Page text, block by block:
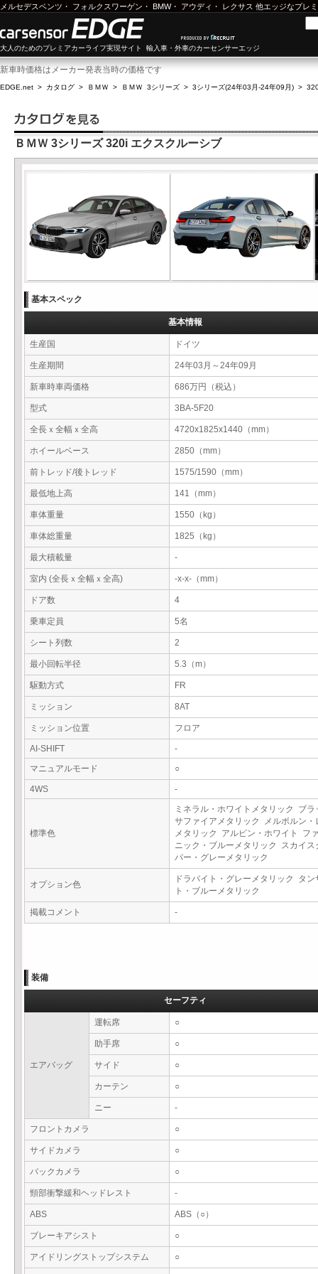
メルセデスベンツ ・ フォルクスワーゲン ・ BMW・ アウディ ・ レクサス 他エッジなプレ
大人のためのプレミアカーライフ実現サイト 輸入車・外車のカーセンサーエッジ
新車時価格はメーカー発表当時の価格です
EDGE.net > カタログ > ＢＭＷ > ＢＭＷ 3シリーズ > 3シリーズ(24年03月-24年09月) >
ＢＭＷ 3シリーズ 320i エクスクルーシブ
基本スペック
基本情報
生産国 ドイツ
生産期間 24年03月～24年09月
新車時車両価格 686万円（税込）
型式 3BA-5F20
全長ｘ全幅ｘ全高 4720x1825x1440（mm）
ホイールベース 2850（mm）
前トレッド/後トレッド 1575/1590（mm）
最低地上高 141（mm）
車体重量 1550（kg）
車体総重量 1825（kg）
最大積載量 -
室内 (全長ｘ全幅ｘ全高) -x-x-（mm）
ドア数 4
乗車定員 5名
シート列数 2
最小回転半径 5.3（m）
駆動方式 FR
ミッション 8AT
ミッション位置 フロア
AI-SHIFT
-
マニュアルモード
○
4WS -
標準色
ミネラル・ホワイトメタリック ブラ
サファイアメタリック メルボルン・
メタリック アルピン・ホワイト フ
ニック・ブルーメタリック スカイス
パー・グレーメタリック
オプション色
ドラバイト・グレーメタリック タン
ト・ブルーメタリック
掲載コメント -
装備
セーフティ
エアバッグ
運転席 ○
助手席 ○
サイド ○
カーテン ○
ニー -
フロントカメラ ○
サイドカメラ ○
バックカメラ ○
頸部衝撃緩和ヘッドレスト -
ABS ABS（○）
ブレーキアシスト ○
アイドリングストップシステム ○